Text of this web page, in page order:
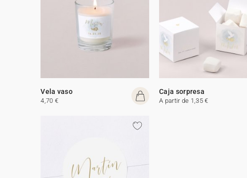
Vela vaso
4,70 €
Caja sorpresa
A partir de 1,35 €